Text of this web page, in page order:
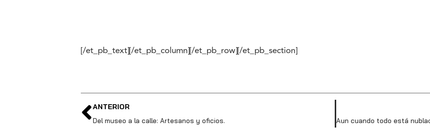
[/et_pb_text][/et_pb_column][/et_pb_row][/et_pb_section]
ANTERIOR
Del museo a la calle: Artesanos y oficios.